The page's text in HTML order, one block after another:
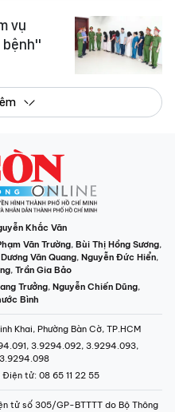
vụ
bệnh"
Khắc Văn
Văn Trường, Bùi Thị Hồng Sương,
Dương Văn Quang, Nguyễn Đức Hiển,
, Trần Gia Bảo
Trưởng, Nguyễn Chiến Dũng,
Bình
Khai, Phường Bàn Cờ, TP.HCM
3.9294.092, 3.9294.093,
Điện tử: 08 65 11 22 55
tử số 305/GP-BTTTT do Bộ Thông